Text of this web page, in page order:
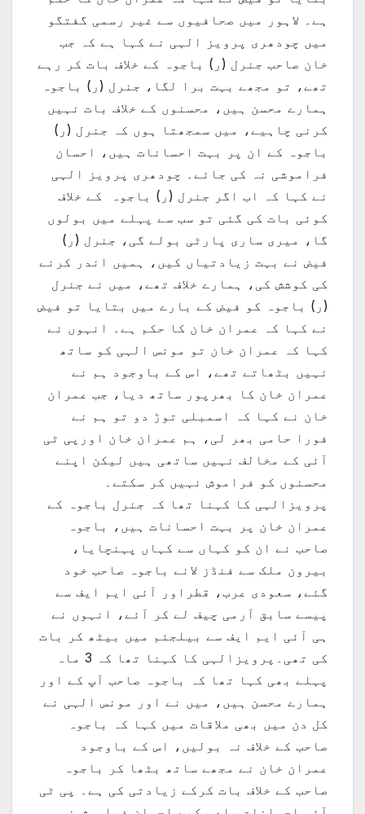
ہے۔ لاہور میں صحافیوں سے غیر رسمی گفتگو
میں چودھری پرویز الہی نے کہا ہے کہ جب
خان صاحب جنرل (ر) باجوہ کے خلاف بات کر رہے
تھے، تو مجھے بہت برا لگا، جنرل (ر) باجوہ
ہمارے محسن ہیں، محسنوں کے خلاف بات نہیں
کرنی چاہیے، میں سمجھتا ہوں کہ جنرل (ر)
باجوہ کے ان پر بہت احسانات ہیں، احسان
فراموشی نہ کی جائے۔ چودھری پرویز الہی
نے کہا کہ اب اگر جنرل (ر) باجوہ کے خلاف
کوئی بات کی گئی تو سب سے پہلے میں بولوں
گا، میری ساری پارٹی بولے گی، جنرل (ر)
فیض نے بہت زیادتیاں کیں، ہمیں اندر کرنے
کی کوشش کی، ہمارے خلاف تھے، میں نے جنرل
(ر) باجوہ کو فیض کے بارے میں بتایا تو فیض
نے کہا کہ عمران خان کا حکم ہے۔ انہوں نے
کہا کہ عمران خان تو مونس الہی کو ساتھ
نہیں بٹھاتے تھے، اس کے باوجود ہم نے
عمران خان کا بھرپور ساتھ دیا، جب عمران
خان نے کہا کہ اسمبلی توڑ دو تو ہم نے
فورا حامی بھر لی، ہم عمران خان اورپی ٹی
آئی کے مخالف نہیں ساتھی ہیں لیکن اپنے
محسنوں کو فراموش نہیں کر سکتے۔
پرویزالہی کا کہنا تھا کہ جنرل باجوہ کے
عمران خان پر بہت احسانات ہیں، باجوہ
صاحب نے ان کو کہاں سے کہاں پہنچایا،
بیرون ملک سے فنڈز لانے باجوہ صاحب خود
گئے، سعودی عرب، قطراور آئی ایم ایف سے
پیسے سابق آرمی چیف لے کر آئے، انہوں نے
ہی آئی ایم ایف سے بیلجئم میں بیٹھ کر بات
کی تھی۔پرویزالہی کا کہنا تھا کہ 3 ماہ
پہلے بھی کہا تھا کہ باجوہ صاحب آپ کے اور
ہمارے محسن ہیں، میں نے اور مونس الہی نے
کل دن میں بھی ملاقات میں کہا کہ باجوہ
صاحب کے خلاف نہ بولیں، اس کے باوجود
عمران خان نے مجھے ساتھ بٹھا کر باجوہ
صاحب کے خلاف بات کرکے زیادتی کی ہے۔ پی ٹی